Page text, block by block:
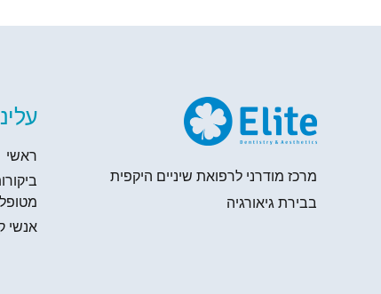
מרכז מודרני לרפואת שיניים היקפית
בבירת גיאורגיה
ראשי
אנשי